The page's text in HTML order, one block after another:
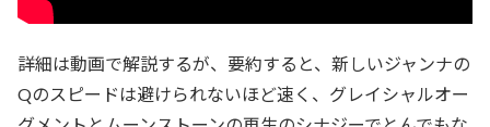
詳細は動画で解説するが、要約すると、新しいジャンナの
Qのスピードは避けられないほど速く、グレイシャルオー